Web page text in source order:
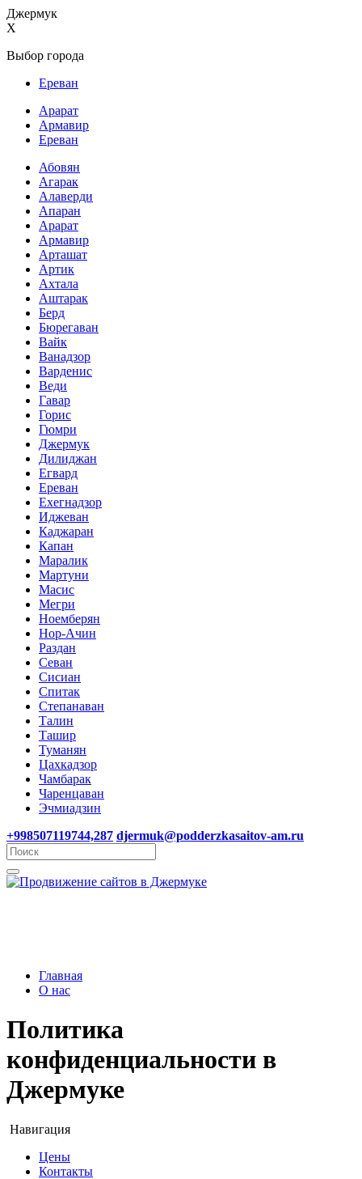
Джермук
X
Выбор города
Ереван
Арарат
Армавир
Ереван
Абовян
Агарак
Алаверди
Апаран
Арарат
Армавир
Арташат
Артик
Ахтала
Аштарак
Берд
Бюрегаван
Вайк
Ванадзор
Варденис
Веди
Гавар
Горис
Гюмри
Джермук
Дилиджан
Егвард
Ереван
Ехегнадзор
Иджеван
Каджаран
Капан
Маралик
Мартуни
Масис
Мегри
Ноемберян
Нор-Ачин
Раздан
Севан
Сисиан
Спитак
Степанаван
Талин
Ташир
Туманян
Цахкадзор
Чамбарак
Чаренцаван
Эчмиадзин
+998507119744,287 djermuk@podderzkasaitov-am.ru
Главная
О нас
Политика
конфиденциальности в
Джермуке
Навигация
Цены
Контакты